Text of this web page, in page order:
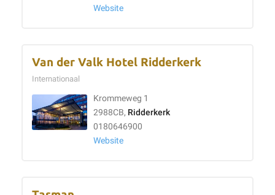
Website
Van der Valk Hotel Ridderkerk
Internationaal
Krommeweg 1
2988CB, Ridderkerk
0180646900
Website